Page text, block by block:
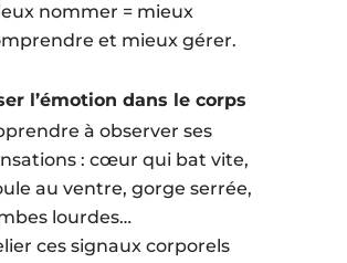
nommer = mieux
et mieux gérer.
l’émotion dans le corps
à observer ses
: cœur qui bat vite,
au ventre, gorge serrée,
lourdes…
ces signaux corporels